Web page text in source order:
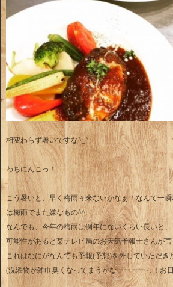
相変わらず暑いですな^_^;
わちにんこっ！
こう暑いと、早く梅雨ぅ来ないかなぁ！なんて一
は梅雨でまた嫌なもの^^;
なんでも、今年の梅雨は例年にないくらい長いと
可能性があると某テレビ局のお天気予報士さんが
これはなにがなんでも予報(予想)を外していただき
(洗濯物が雑巾臭くなってまうがなーーーーっ！お